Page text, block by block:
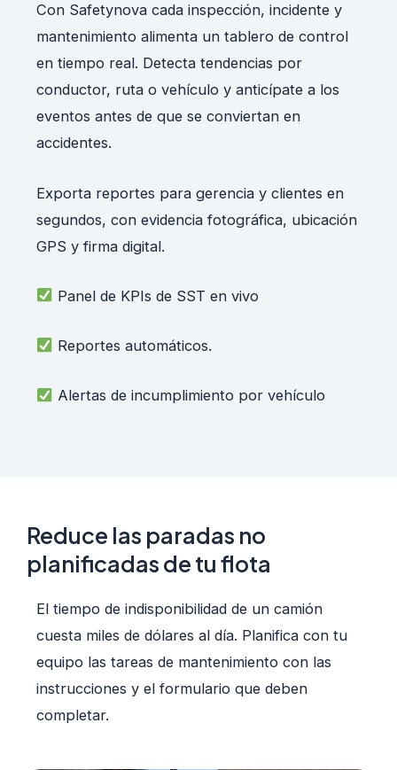
Con Safetynova cada inspección, incidente y
mantenimiento alimenta un tablero de control
en tiempo real. Detecta tendencias por
conductor, ruta o vehículo y anticípate a los
eventos antes de que se conviertan en
accidentes.
Exporta reportes para gerencia y clientes en
segundos, con evidencia fotográfica, ubicación
GPS y firma digital.
Panel de KPIs de SST en vivo
Reportes automáticos.
Alertas de incumplimiento por vehículo
Reduce las paradas no
planificadas de tu flota
El tiempo de indisponibilidad de un camión
cuesta miles de dólares al día. Planifica con tu
equipo las tareas de mantenimiento con las
instrucciones y el formulario que deben
completar.